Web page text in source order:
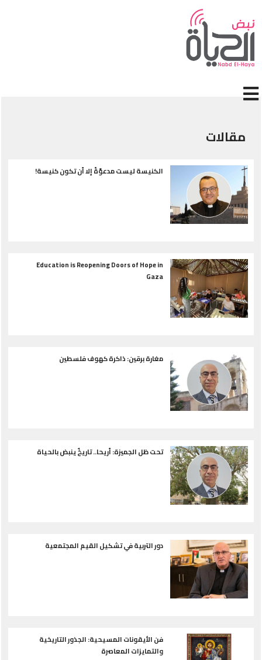
المحتوى الرئيسي
الكنيسة ليست مدعوّةً إلا أن تكون كنيسة!
Education is Reopening Doors of Hope in
Gaza
مغارة برقين: ذاكرة كهوف فلسطين
تحت ظل الجميزة: أريحا.. تاريخٌ ينبض بالحياة
دور التربية في تشكيل القيم المجتمعية
فن الأيقونات المسيحية: الجذور التاريخية
والتمايزات المعاصرة